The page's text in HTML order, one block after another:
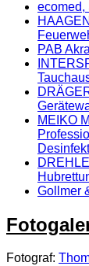
ecomed,
PAB
MEIKO
Gollmer
Fotograf: